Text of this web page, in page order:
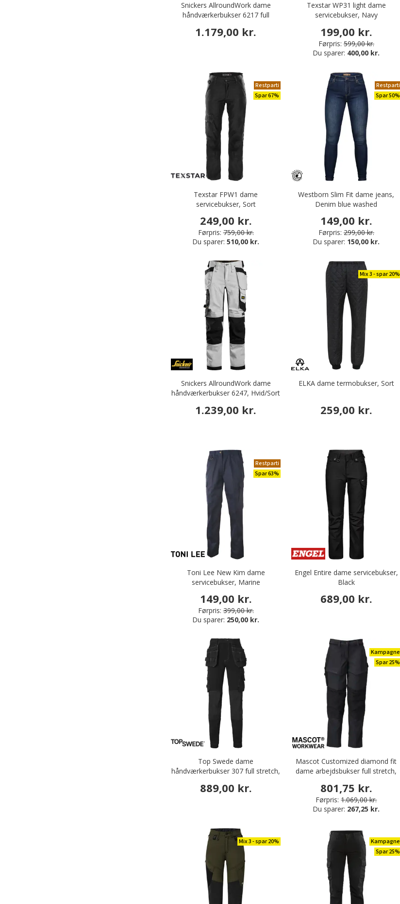
Snickers AllroundWork dame
håndværkerbukser 6217 full
1.179,00 kr.
Texstar WP31 light dame
servicebukser, Navy
199,00 kr.
Førpris: 599,00 kr.
Du sparer: 400,00 kr.
Restparti
Spar 67%
Texstar FPW1 dame
servicebukser, Sort
249,00 kr.
Førpris: 759,00 kr.
Du sparer:510,00 kr.
Restparti
Spar 50%
Westborn Slim Fit dame jeans,
Denim blue washed
149,00 kr.
Førpris: 299,00 kr.
Du sparer: 150,00 kr.
Snickers AllroundWork dame
håndværkerbukser 6247, Hvid/Sort
1.239,00 kr.
Mix 3 - spar 20%
ELKA dame termobukser, Sort
259,00 kr.
Restparti
Spar 63%
Toni Lee New Kim dame
servicebukser, Marine
149,00 kr.
Førpris: 399,00 kr.
Du sparer: 250,00 kr.
Engel Entire dame servicebukser,
Black
689,00 kr.
Top Swede dame
håndværkerbukser 307 full stretch,
889,00 kr.
Kampagne
Spar 25%
Mascot Customized diamond fit
dame arbejdsbukser full stretch,
801,75 kr.
Førpris: 1.069,00 kr.
Du sparer: 267,25 kr.
Mix 3 - spar 20%
Kampagne
Spar 25%